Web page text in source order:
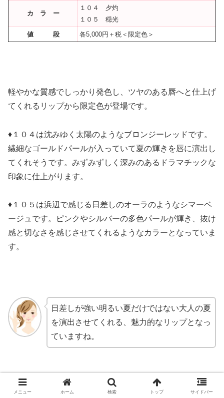
カ ラ ー
１０４ 夕灼
１０５ 穏光
値 段
各5,000円＋税＜限定色＞
軽やかな質感でしっかり発色し、ツヤのある唇へと仕上げ
てくれるリップから限定色が登場です。
♦１０４は沈みゆく太陽のようなブロンジーレッドです。
繊細なゴールドパールが入っていて夏の輝きを唇に演出し
てくれそうです。みずみずしく深みのあるドラマチックな
印象に仕上がります。
♦１０５は浜辺で感じる日差しのオーラのようなシマーベ
ージュです。ピンクやシルバーの多色パールが輝き、抜け
感と切なさを感じさせてくれるようなカラーとなっていま
す。
日差しが強い明るい夏だけではない大人の夏
を演出させてくれる、魅力的なリップとなっ
ていますね。
メニュー ホーム 検索 トップ サイドバー